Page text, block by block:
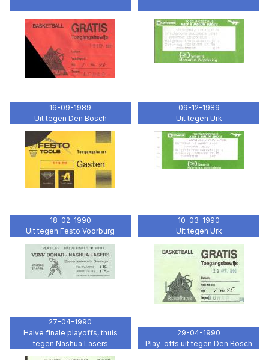
16-09-1989
Uit tegen Den Bosch
09-12-1989
Uit tegen Urk
18-02-1990
Uit tegen Festo Voorburg
10-03-1990
Uit tegen Urk
27-04-1990
Halve finale playoffs, thuis
tegen Nashua Lasers
29-04-1990
Play-offs uit tegen Den Bosch